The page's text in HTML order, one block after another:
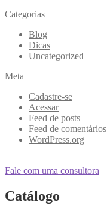
Categorias
Blog
Dicas
Uncategorized
Meta
Cadastre-se
Acessar
Feed de posts
Feed de comentários
WordPress.org
Fale com uma consultora
Catálogo